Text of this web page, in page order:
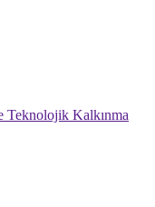
Teknolojik Kalkınma